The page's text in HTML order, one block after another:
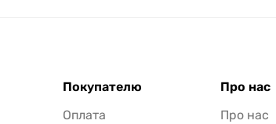
Покупателю
Оплата
Про нас
Про нас